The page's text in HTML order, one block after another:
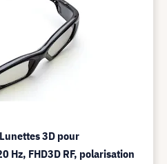
3D pour
Hz, FHD3D RF, polarisation